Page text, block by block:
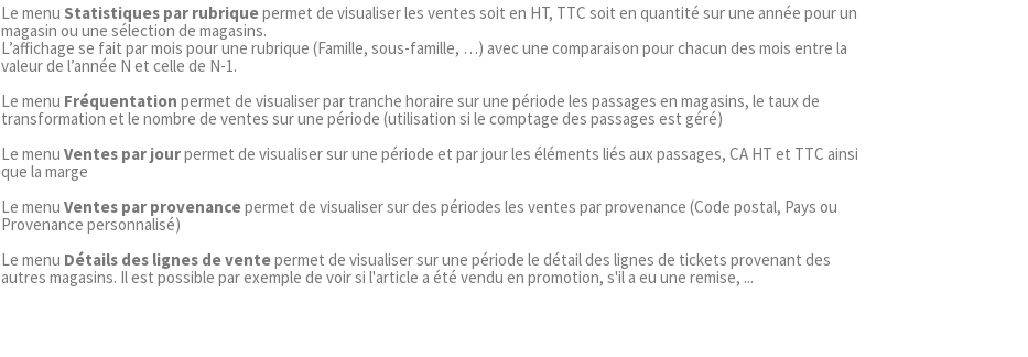
Le menu Statistiques par rubriquepermet de visualiser les ventes soit en HT, TTC soit en quantité sur une année pour un
magasin ou une sélection de magasins.
L’affichage se fait par mois pour une rubrique (Famille, sous-famille, …) avec une comparaison pour chacun des mois entre la
valeur de l’année N et celle de N-1.
Le menu Fréquentation permet de visualiser par tranche horaire sur une période les passages en magasins, le taux de
transformation et le nombre de ventes sur une période (utilisation si le comptage des passages est géré)
Le menu Ventes par jourpermet de visualiser sur une période et par jour les éléments liés aux passages, CA HT et TTC ainsi
que la marge
Le menu Ventes par provenancepermet de visualiser sur des périodes les ventes par provenance (Code postal, Pays ou
Provenance personnalisé)
Le menu Détails des lignes de ventepermet de visualiser sur une période le détail des lignes de tickets provenant des
autres magasins. Il est possible par exemple de voir si l'article a été vendu en promotion, s'il a eu une remise, ...